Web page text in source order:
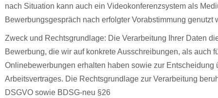
nach Situation kann auch ein Videokonferenzsystem als
Bewerbungsgespräch nach erfolgter Vorabstimmung genutzt
Zweck und Rechtsgrundlage: Die Verarbeitung Ihrer Daten
Bewerbung, die wir auf konkrete Ausschreibungen, als auch
Onlinebewerbungen erhalten haben sowie zur Entscheidung
Arbeitsvertrages. Die Rechtsgrundlage zur Verarbeitung
DSGVO sowie BDSG-neu §26